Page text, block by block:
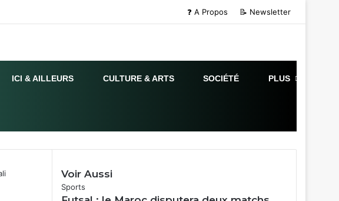
❓ A Propos 📝 Newsletter
ICI & AILLEURS CULTURE & ARTS SOCIÉTÉ PLUS
Voir Aussi
Fermer
Sports